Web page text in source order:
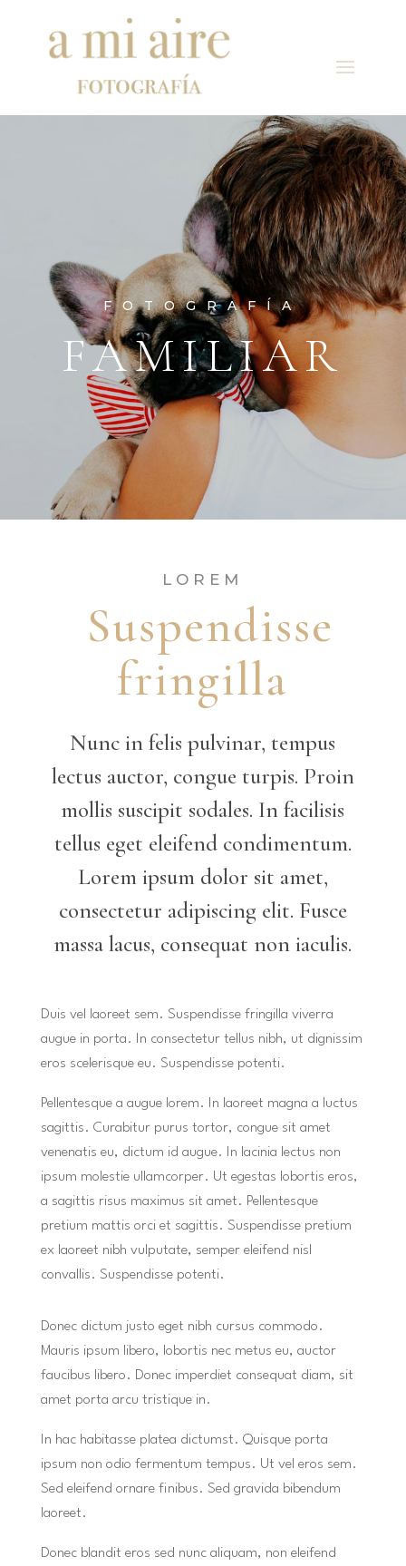
FOTOGRAFÍA
FAMILIAR
LOREM
Suspendisse
fringilla
Nunc in felis pulvinar, tempus
lectus auctor, congue turpis. Proin
mollis suscipit sodales. In facilisis
tellus eget eleifend condimentum.
Lorem ipsum dolor sit amet,
consectetur adipiscing elit. Fusce
massa lacus, consequat non iaculis.
Duis vel laoreet sem. Suspendisse fringilla viverra
augue in porta. In consectetur tellus nibh, ut dignissim
eros scelerisque eu. Suspendisse potenti.
Pellentesque a augue lorem. In laoreet magna a luctus
sagittis. Curabitur purus tortor, congue sit amet
venenatis eu, dictum id augue. In lacinia lectus non
ipsum molestie ullamcorper. Ut egestas lobortis eros,
a sagittis risus maximus sit amet. Pellentesque
pretium mattis orci et sagittis. Suspendisse pretium
ex laoreet nibh vulputate, semper eleifend nisl
convallis. Suspendisse potenti.
Donec dictum justo eget nibh cursus commodo.
Mauris ipsum libero, lobortis nec metus eu, auctor
faucibus libero. Donec imperdiet consequat diam, sit
amet porta arcu tristique in.
In hac habitasse platea dictumst. Quisque porta
ipsum non odio fermentum tempus. Ut vel eros sem.
Sed eleifend ornare finibus. Sed gravida bibendum
laoreet.
Donec blandit eros sed nunc aliquam, non eleifend